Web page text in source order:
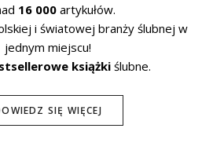
16 000artykułów.
i światowej branży ślubnej w
jednym miejscu!
książki ślubne.
SIĘ WIĘCEJ